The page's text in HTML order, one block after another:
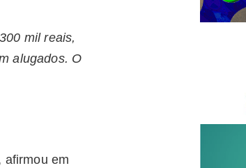
mil reais,
alugados. O
afirmou em